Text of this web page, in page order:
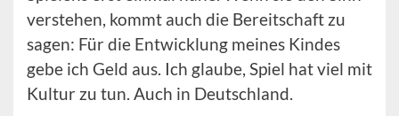
verstehen, kommt auch die Bereitschaft zu
sagen: Für die Entwicklung meines Kindes
gebe ich Geld aus. Ich glaube, Spiel hat viel mit
Kultur zu tun. Auch in Deutschland.